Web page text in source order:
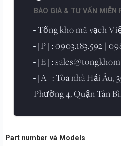
BÁO GIÁ & TƯ VẤN MIỄN
- Tổng kho mã vạch
- [P] : 0903.183.592 |
- [E] :
- [A] : Tòa nhà Hải Âu,
Phường 4, Quận Tân
Part number và Models